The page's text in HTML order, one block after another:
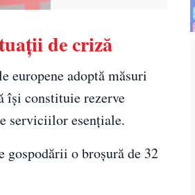
de criză
europene adoptă măsuri
își constituie rezerve
serviciilor esențiale.
o broșură de 32